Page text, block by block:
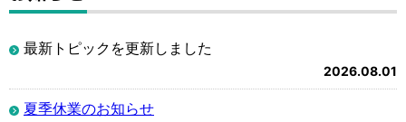
最新トピックを更新しました
2026.08.01
夏季休業のお知らせ